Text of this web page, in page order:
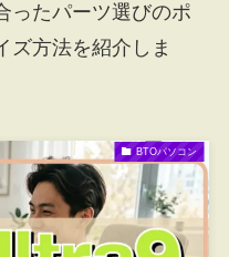
ったパーツ選びのポ
ズ方法を紹介しま
BTOパソコン